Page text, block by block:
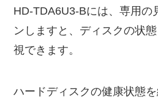
HD-TDA6U3-Bには、専用の
ンしますと、ディスクの状
視できます。
ハードディスクの健康状態